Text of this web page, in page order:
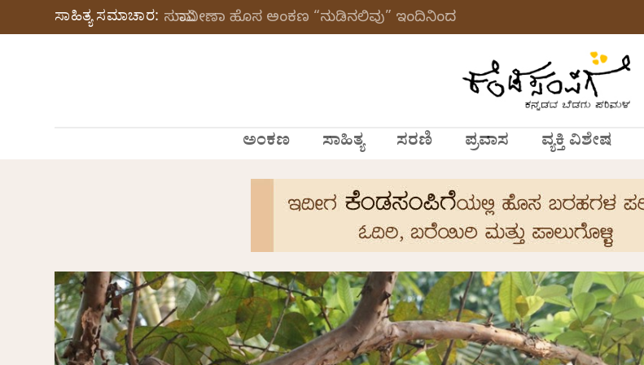
ಸಾಹಿತ್ಯ ಸಮಾಚಾರ: ಸುಮಾವೀಣಾ ಹೊಸ ಅಂಕಣ “ನುಡಿನಲಿವು” ಇಂದಿನಿಂದ
ಅಂಕಣ ಸಾಹಿತ್ಯ ಸರಣಿ ಪ್ರವಾಸ ವ್ಯಕ್ತಿ ವಿಶೇಷ